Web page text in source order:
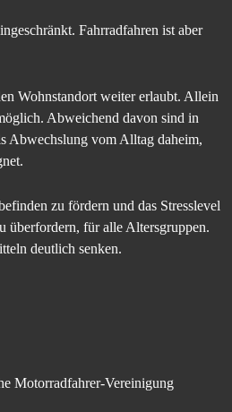
Fahrradfahren ist aber
Wohnstandort weiter erlaubt. Allein
Abweichend davon sind in
Abwechslung vom Alltag daheim,
zu fördern und das Stresslevel
überfordern, für alle Altersgruppen.
deutlich senken.
Motorradfahrer-Vereinigung